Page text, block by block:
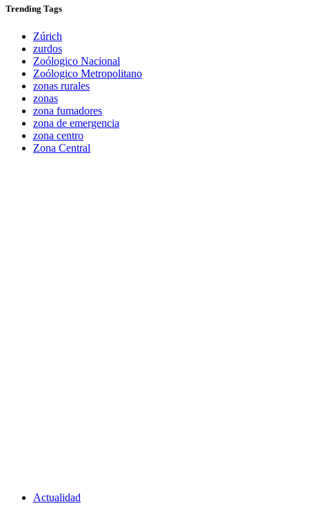
Trending Tags
Zúrich
zurdos
Zoólogico Nacional
Zoólogico Metropolitano
zonas rurales
zonas
zona fumadores
zona de emergencia
zona centro
Zona Central
Actualidad